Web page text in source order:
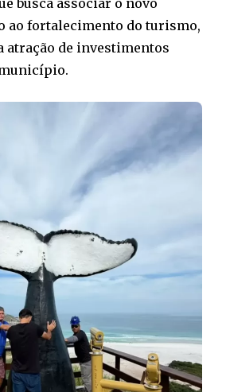
busca associar o novo
ao fortalecimento do turismo,
atração de investimentos